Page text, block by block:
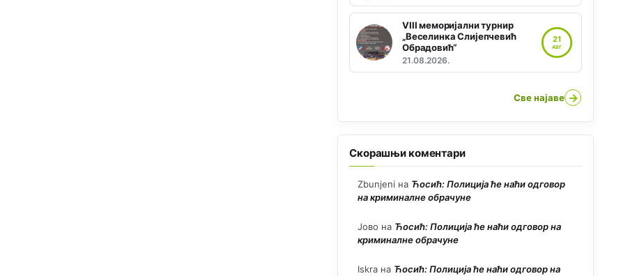
VIII меморијални турнир
„Веселинка Слијепчевић
Обрадовић“
21.08.2026.
21
АВГ
Све најаве →
Скорашњи коментари
Zbunjeni на Ћосић: Полиција ће наћи одговор
на криминалне обрачуне
Јово на Ћосић: Полиција ће наћи одговор на
криминалне обрачуне
Iskra на Ћосић: Полиција ће наћи одговор на